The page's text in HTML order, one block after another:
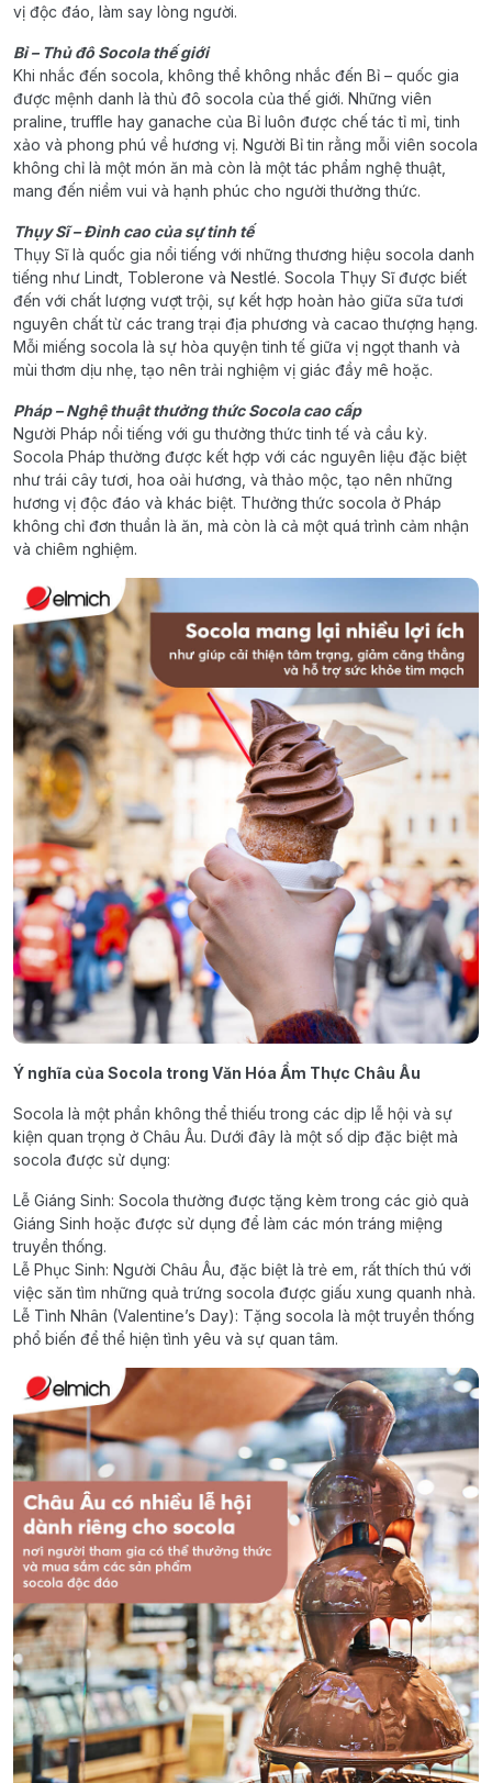
vị độc đáo, làm say lòng người.
Bỉ – Thủ đô Socola thế giới
Khi nhắc đến socola, không thể không nhắc đến Bỉ – quốc gia
được mệnh danh là thủ đô socola của thế giới. Những viên
praline, truffle hay ganache của Bỉ luôn được chế tác tỉ mỉ, tinh
xảo và phong phú về hương vị. Người Bỉ tin rằng mỗi viên socola
không chỉ là một món ăn mà còn là một tác phẩm nghệ thuật,
mang đến niềm vui và hạnh phúc cho người thưởng thức.
Thụy Sĩ – Đỉnh cao của sự tinh tế
Thụy Sĩ là quốc gia nổi tiếng với những thương hiệu socola danh
tiếng như Lindt, Toblerone và Nestlé. Socola Thụy Sĩ được biết
đến với chất lượng vượt trội, sự kết hợp hoàn hảo giữa sữa tươi
nguyên chất từ các trang trại địa phương và cacao thượng hạng.
Mỗi miếng socola là sự hòa quyện tinh tế giữa vị ngọt thanh và
mùi thơm dịu nhẹ, tạo nên trải nghiệm vị giác đầy mê hoặc.
Pháp – Nghệ thuật thưởng thức Socola cao cấp
Người Pháp nổi tiếng với gu thưởng thức tinh tế và cầu kỳ.
Socola Pháp thường được kết hợp với các nguyên liệu đặc biệt
như trái cây tươi, hoa oải hương, và thảo mộc, tạo nên những
hương vị độc đáo và khác biệt. Thưởng thức socola ở Pháp
không chỉ đơn thuần là ăn, mà còn là cả một quá trình cảm nhận
và chiêm nghiệm.
Ý nghĩa của Socola trong Văn Hóa Ẩm Thực Châu Âu
Socola là một phần không thể thiếu trong các dịp lễ hội và sự
kiện quan trọng ở Châu Âu. Dưới đây là một số dịp đặc biệt mà
socola được sử dụng:
Lễ Giáng Sinh: Socola thường được tặng kèm trong các giỏ quà
Giáng Sinh hoặc được sử dụng để làm các món tráng miệng
truyền thống.
Lễ Phục Sinh: Người Châu Âu, đặc biệt là trẻ em, rất thích thú với
việc săn tìm những quả trứng socola được giấu xung quanh nhà.
Lễ Tình Nhân (Valentine’s Day): Tặng socola là một truyền thống
phổ biến để thể hiện tình yêu và sự quan tâm.